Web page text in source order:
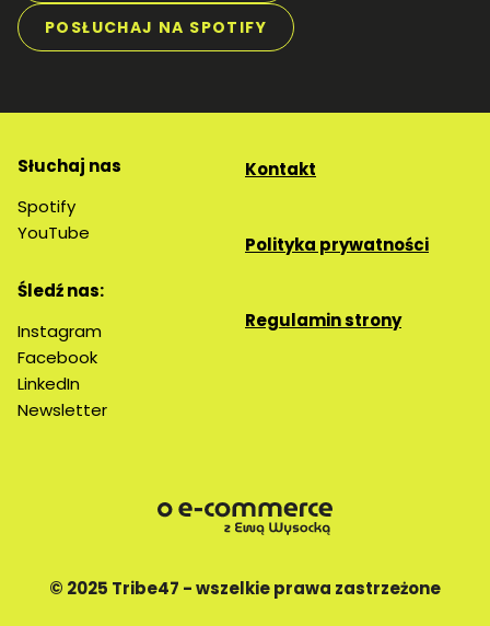
POSŁUCHAJ NA SPOTIFY
Słuchaj nas
Spotify
YouTube
Śledź nas:
Instagram
Facebook
LinkedIn
Newsletter
Kontakt
Polityka prywatności
Regulamin strony
© 2025 Tribe47 - wszelkie prawa zastrzeżone